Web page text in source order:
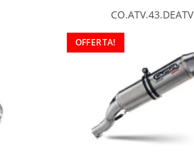
CO.ATV.43.DEATV
OFFERTA!